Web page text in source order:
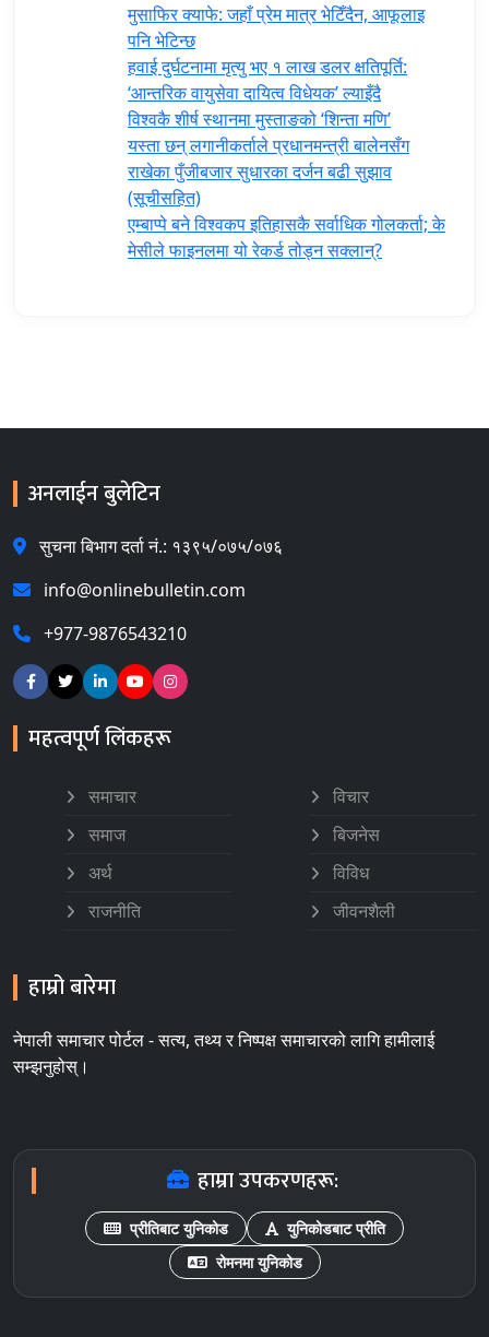
मुसाफिर क्याफे: जहाँ प्रेम मात्र भेटिँदैन, आफूलाइ
पनि भेटिन्छ
हवाई दुर्घटनामा मृत्यु भए १ लाख डलर क्षतिपूर्ति:
‘आन्तरिक वायुसेवा दायित्व विधेयक’ ल्याइँदै
विश्वकै शीर्ष स्थानमा मुस्ताङको ‘शिन्ता मणि’
यस्ता छन् लगानीकर्ताले प्रधानमन्त्री ‍बालेनसँग
राखेका पुँजीबजार सुधारका दर्जन बढी सुझाव
(सूचीसहित)
एम्बाप्पे बने विश्वकप इतिहासकै सर्वाधिक गोलकर्ता; के
मेसीले फाइनलमा यो रेकर्ड तोड्न सक्लान्?
अनलाईन बुलेटिन
सुचना बिभाग दर्ता नं.: १३९५/०७५/०७६
info@onlinebulletin.com
+977-9876543210
महत्वपूर्ण लिंकहरू
समाचार
समाज
अर्थ
राजनीति
विचार
बिजनेस
विविध
जीवनशैली
हाम्रो बारेमा
नेपाली समाचार पोर्टल - सत्य, तथ्य र निष्पक्ष समाचारको लागि हामीलाई
सम्झनुहोस्।
हाम्रा उपकरणहरू:
प्रीतिबाट युनिकोड
युनिकोडबाट प्रीति
रोमनमा युनिकोड